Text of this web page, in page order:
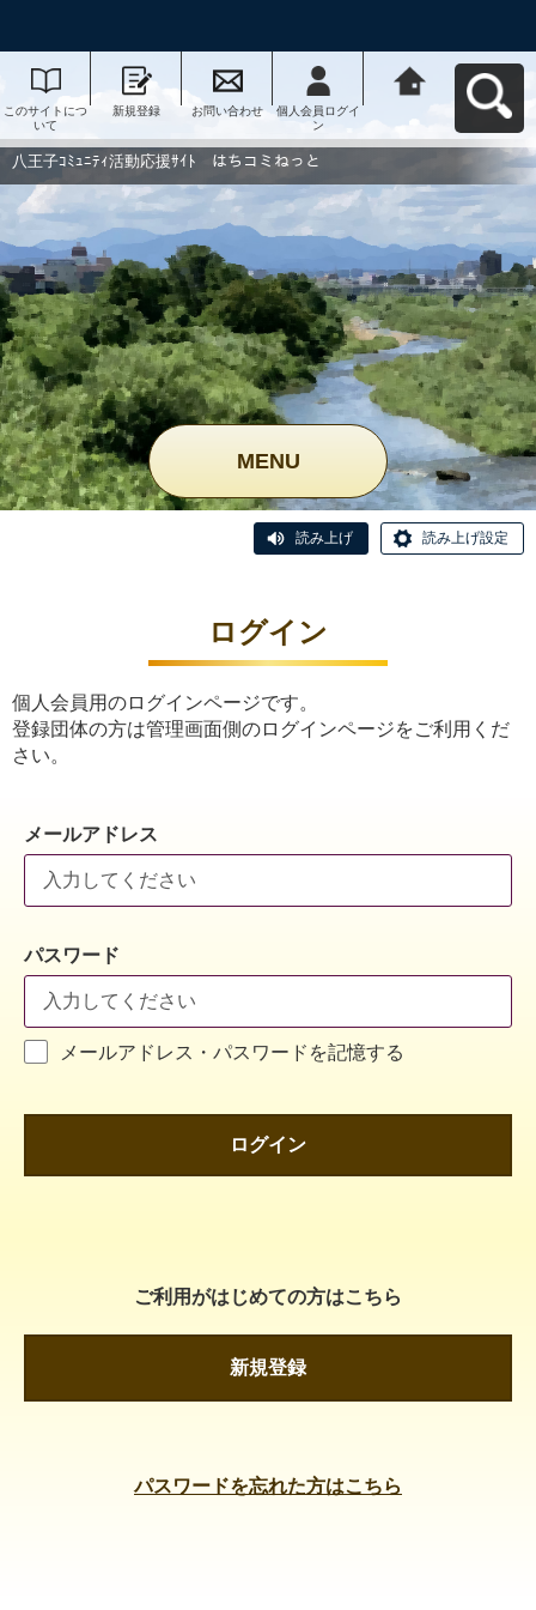
このサイトにつ
いて
新規登録 お問い合わせ
個人会員ログイ
ン
動応援ｻｲﾄ はち
コミねっとへ戻
八王子ｺﾐｭﾆﾃｨ活動応援ｻｲﾄ はちコミねっと
MENU
読み上げ 読み上げ設定
ログイン
個人会員用のログインページです。
登録団体の方は管理画面側のログインページをご利用くだ
さい。
メールアドレス
パスワード
メールアドレス・パスワードを記憶する
ログイン
ご利用がはじめての方はこちら
新規登録
パスワードを忘れた方はこちら